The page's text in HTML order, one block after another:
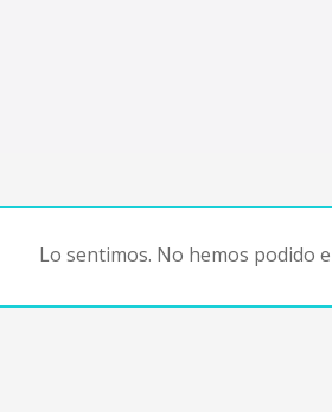
Lo sentimos. No hemos podido